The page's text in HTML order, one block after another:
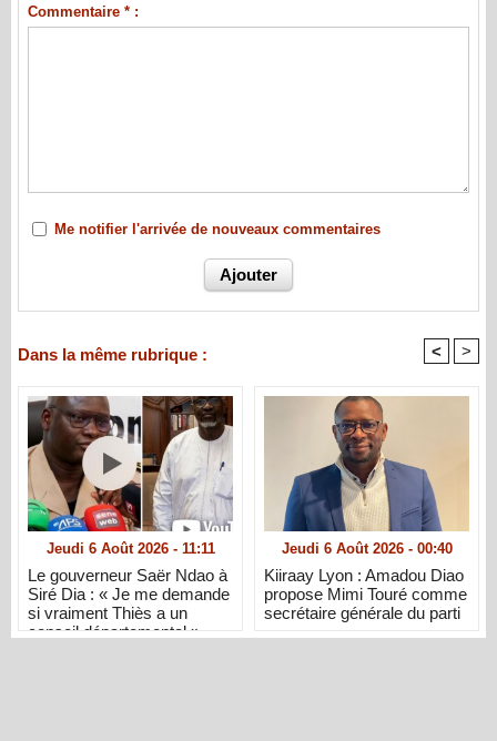
Commentaire * :
Me notifier l'arrivée de nouveaux commentaires
Dans la même rubrique : < >
Jeudi 6 Août 2026 - 11:11
Le gouverneur Saër Ndao à
Siré Dia : « Je me demande
si vraiment Thiès a un
conseil départemental »
Jeudi 6 Août 2026 - 00:40
Kiiraay Lyon : Amadou Diao
propose Mimi Touré comme
secrétaire générale du parti